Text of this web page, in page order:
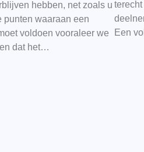
hebben, net zoals u
punten waaraan een
voldoen vooraleer we
dat het…
Een